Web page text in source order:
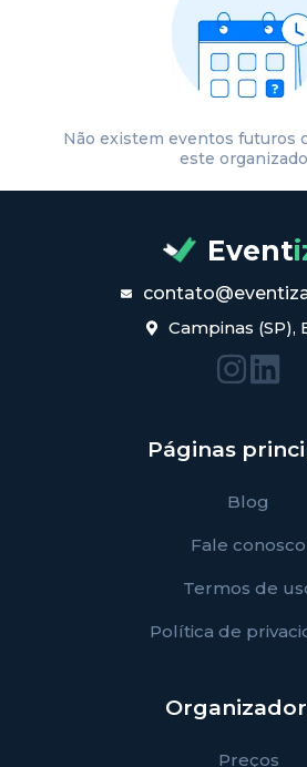
Não existem eventos futuros
este
Event
Campinas (SP),
Páginas
Blog
Fale conosco
Termos de
Política de
Preços